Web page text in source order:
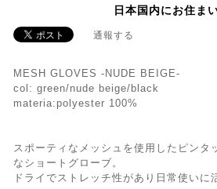
日本国内にお住ま
通報する
MESH GLOVES -NUDE BEIGE-
col: green/nude beige/black
materia:polyester 100%
スポーティなメッシュを使用したピンタ
なショートグローブ。
ドライでストレッチ性があり日常使いに